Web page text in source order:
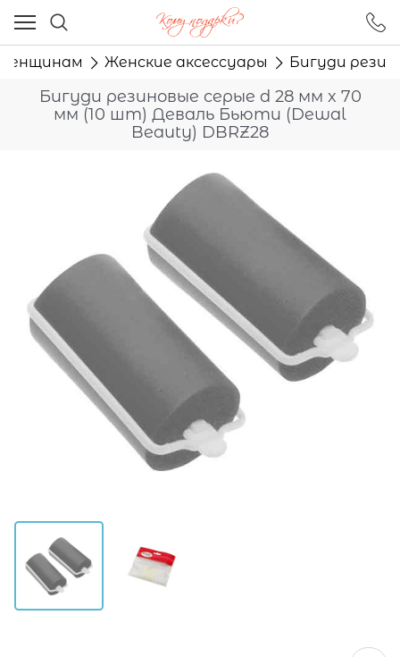
Женские аксессуары Бигуди
Бигуди резиновые серые d 28 мм x 70
мм (10 шт) Деваль Бьюти (Dewal
Beauty) DBRZ28
Ваш город - Москва,
угадали?
ДА НЕТ